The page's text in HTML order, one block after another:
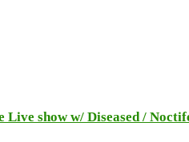
show w/ Diseased /